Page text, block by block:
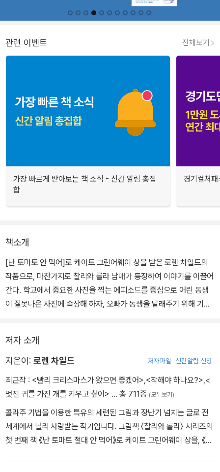
관련 이벤트 전체보기
가장 빠르게 받아보는 책 소식 - 신간 알림 총집
합
경기컬처
책소개
[난 토마토 안 먹어]로 케이트 그린어웨이 상을 받은 로렌 차일드의
작품으로, 마찬가지로 찰리와 롤라 남매가 등장하여 이야기를 이끌어
간다. 학교에서 중요한 사진을 찍는 에피소드를 중심으로 어린 동생
이 잘못나온 사진에 속상해 하자, 오빠가 동생을 달래주기 위해 기발
저자 소개
지은이: 로렌 차일드 저자파일 신간알림 신청
최근작 : <빨리 크리스마스가 왔으면 좋겠어>,<착해야 하나요?>,<
멋진 귀를 가진 개를 키우고 싶어> … 총 711종 (모두보기)
콜라주 기법을 이용한 특유의 세련된 그림과 장난기 넘치는 글로 전
세계에서 널리 사랑받는 작가입니다. 그림책 〈찰리와 롤라〉 시리즈의
첫 번째 책 《난 토마토 절대 안 먹어》로 케이트 그린어웨이 상을, 《요